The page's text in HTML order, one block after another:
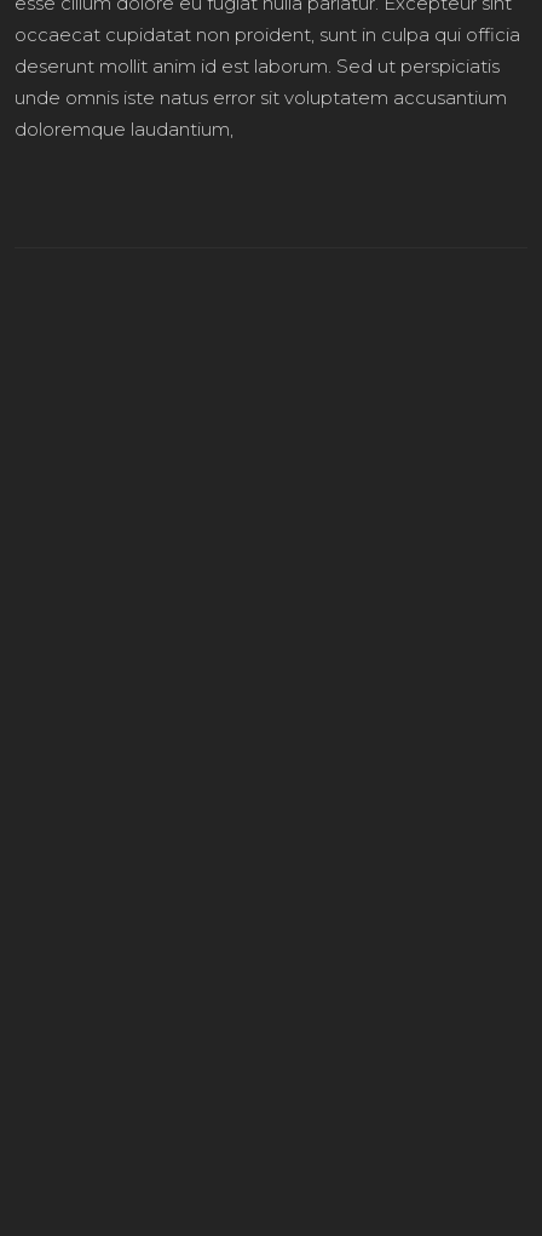
occaecat cupidatat non proident, sunt in culpa qui officia
deserunt mollit anim id est laborum. Sed ut perspiciatis
unde omnis iste natus error sit voluptatem accusantium
doloremque laudantium,